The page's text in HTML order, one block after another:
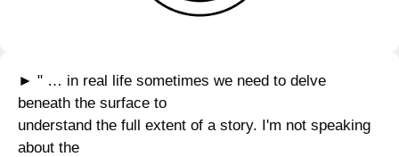
► " … in real life sometimes we need to delve
beneath the surface to
understand the full extent of a story. I'm not speaking
about the